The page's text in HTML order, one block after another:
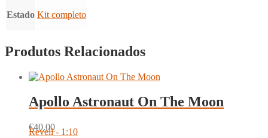
Estado Kit completo
Produtos Relacionados
Apollo Astronaut On The Moon
€40.00
Revell - 1:10